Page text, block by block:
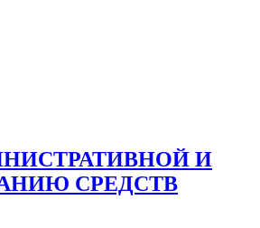
И
СРЕДСТВ